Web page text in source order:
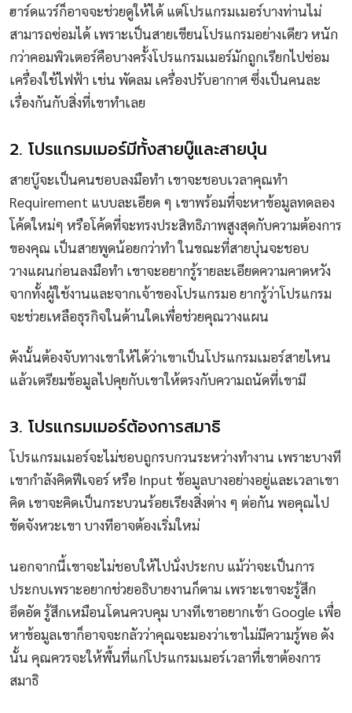
ฮาร์ดแวร์ก็อาจจะช่วยดูให้ได้ แต่โปรแกรมเมอร์บางท่านไม่
สามารถซ่อมได้ เพราะเป็นสายเขียนโปรแกรมอย่างเดียว หนัก
กว่าคอมพิวเตอร์คือบางครั้งโปรแกรมเมอร์มักถูกเรียกไปซ่อม
เครื่องใช้ไฟฟ้า เช่น พัดลม เครื่องปรับอากาศ ซึ่งเป็นคนละ
เรื่องกันกับสิ่งที่เขาทำเลย
2. โปรแกรมเมอร์มีทั้งสายบู๊และสายบุ๋น
สายบู๊จะเป็นคนชอบลงมือทำ เขาจะชอบเวลาคุณทำ
Requirement แบบละเอียด ๆ เขาพร้อมที่จะหาข้อมูลทดลอง
โค้ดใหม่ๆ หรือโค้ดที่จะทรงประสิทธิภาพสูงสุดกับความต้องการ
ของคุณ เป็นสายพูดน้อยกว่าทำ ในขณะที่สายบุ๋นจะชอบ
วางแผนก่อนลงมือทำ เขาจะอยากรู้รายละเอียดความคาดหวัง
จากทั้งผู้ใช้งานและจากเจ้าของโปรแกรมอ ยากรู้ว่าโปรแกรม
จะช่วยเหลือธุรกิจในด้านใดเพื่อช่วยคุณวางแผน
ดังนั้นต้องจับทางเขาให้ได้ว่าเขาเป็นโปรแกรมเมอร์สายไหน
แล้วเตรียมข้อมูลไปคุยกับเขาให้ตรงกับความถนัดที่เขามี
3. โปรแกรมเมอร์ต้องการสมาธิ
โปรแกรมเมอร์จะไม่ชอบถูกรบกวนระหว่างทำงาน เพราะบางที
เขากำลังคิดฟีเจอร์ หรือ Input ข้อมูลบางอย่างอยู่และเวลาเขา
คิด เขาจะคิดเป็นกระบวนร้อยเรียงสิ่งต่าง ๆ ต่อกัน พอคุณไป
ขัดจังหวะเขา บางทีอาจต้องเริ่มใหม่
นอกจากนี้เขาจะไม่ชอบให้ไปนั่งประกบ แม้ว่าจะเป็นการ
ประกบเพราะอยากช่วยอธิบายงานก็ตาม เพราะเขาจะรู้สึก
อึดอัด รู้สึกเหมือนโดนควบคุม บางทีเขาอยากเข้า Google เพื่อ
หาข้อมูลเขาก็อาจจะกลัวว่าคุณจะมองว่าเขาไม่มีความรู้พอ ดัง
นั้น คุณควรจะให้พื้นที่แก่โปรแกรมเมอร์เวลาที่เขาต้องการ
สมาธิ